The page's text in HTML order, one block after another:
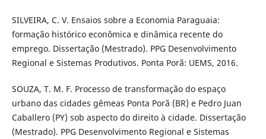
SILVEIRA, C. V. Ensaios sobre a Economia Paraguaia:
formação histórico econômica e dinâmica recente do
emprego. Dissertação (Mestrado). PPG Desenvolvimento
Regional e Sistemas Produtivos. Ponta Porã: UEMS, 2016.
SOUZA, T. M. F. Processo de transformação do espaço
urbano das cidades gêmeas Ponta Porã (BR) e Pedro Juan
Caballero (PY) sob aspecto do direito à cidade. Dissertação
(Mestrado). PPG Desenvolvimento Regional e Sistemas